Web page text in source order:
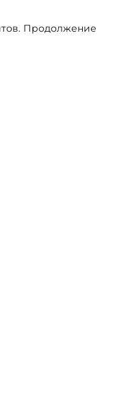
Продолжение